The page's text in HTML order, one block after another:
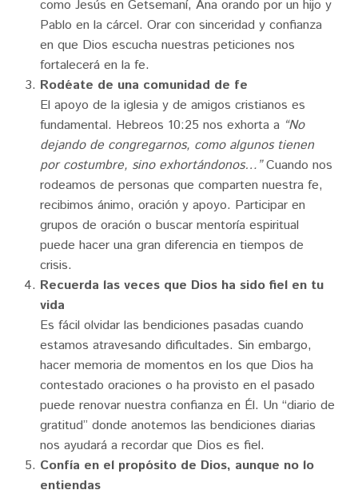
como Jesús en Getsemaní, Ana orando por un hijo y
Pablo en la cárcel. Orar con sinceridad y confianza
en que Dios escucha nuestras peticiones nos
fortalecerá en la fe.
Rodéate de una comunidad de fe
El apoyo de la iglesia y de amigos cristianos es
fundamental. Hebreos 10:25 nos exhorta a “No
dejando de congregarnos, como algunos tienen
por costumbre, sino exhortándonos…”Cuando nos
rodeamos de personas que comparten nuestra fe,
recibimos ánimo, oración y apoyo. Participar en
grupos de oración o buscar mentoría espiritual
puede hacer una gran diferencia en tiempos de
crisis.
Recuerda las veces que Dios ha sido fiel en tu
vida
Es fácil olvidar las bendiciones pasadas cuando
estamos atravesando dificultades. Sin embargo,
hacer memoria de momentos en los que Dios ha
contestado oraciones o ha provisto en el pasado
puede renovar nuestra confianza en Él. Un “diario de
gratitud” donde anotemos las bendiciones diarias
nos ayudará a recordar que Dios es fiel.
Confía en el propósito de Dios, aunque no lo
entiendas